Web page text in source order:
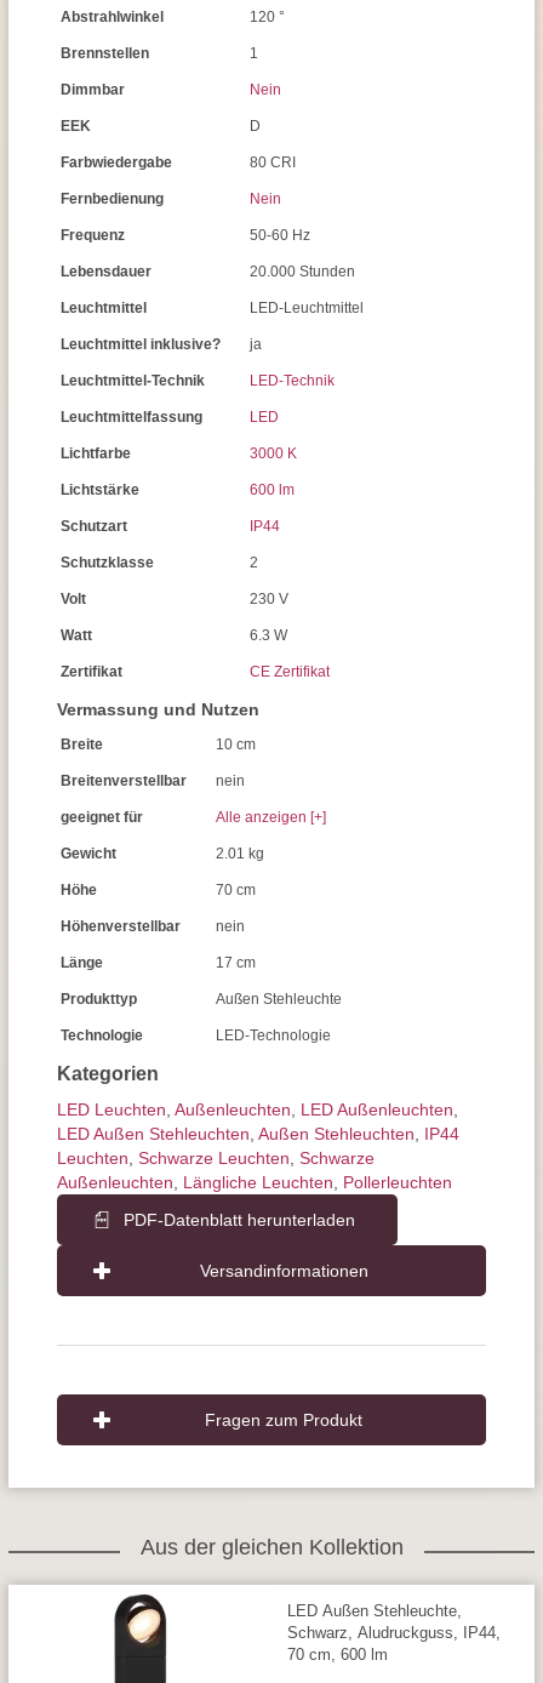
Kategorien
LED Leuchten Außen­leuchten LED Außenleuchten
LED Außen Stehleuchten Außen Stehleuchten
IP44
Leuchten Schwarze Leuchten Schwarze
Außenleuchten
Längliche Leuchten
Pollerleuchten
PDF-Datenblatt herunterladen
Versandinformationen
Abstrahlwinkel 120 °
Brennstellen 1
Dimmbar Nein
EEK D
Farbwiedergabe 80 CRI
Fernbedienung Nein
Frequenz 50-60 Hz
Lebensdauer 20.000 Stunden
Leuchtmittel LED-Leuchtmittel
Leuchtmittel inklusive? ja
Leuchtmittel-Technik LED-Technik
Leuchtmittelfassung LED
Lichtfarbe 3000 K
Lichtstärke 600 lm
Schutzart IP44
Schutzklasse 2
Volt 230 V
Watt 6.3 W
Zertifikat CE Zertifikat
Vermassung und Nutzen
Breite 10 cm
Breitenverstellbar nein
geeignet für Alle anzeigen [+]
Gewicht 2.01 kg
Höhe 70 cm
Höhenverstellbar nein
Länge 17 cm
Produkttyp Außen Stehleuchte
Technologie LED-Technologie
Fragen zum Produkt
Aus der gleichen Kollektion
LED Außen Stehleuchte,
Schwarz, Aludruckguss, IP44,
70 cm, 600 lm